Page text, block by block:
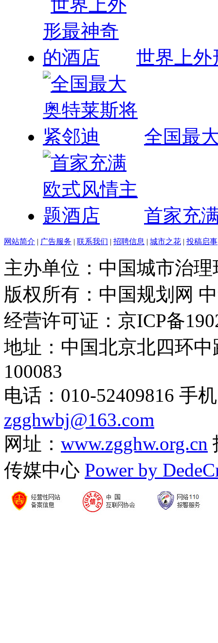
世界上外
全国最
首家充
网站简介 | 广告服务 | 联系我们 | 招聘信息 | 城市之花 | 投稿启事
主办单位：中国城市治
版权所有：中国规划网
经营许可证：京ICP备
地址：中国北京北四环
100083
电话：010-52409816 手
zgghwbj@163.com
网址： www.zgghw.org.cn
传媒中心 Power by